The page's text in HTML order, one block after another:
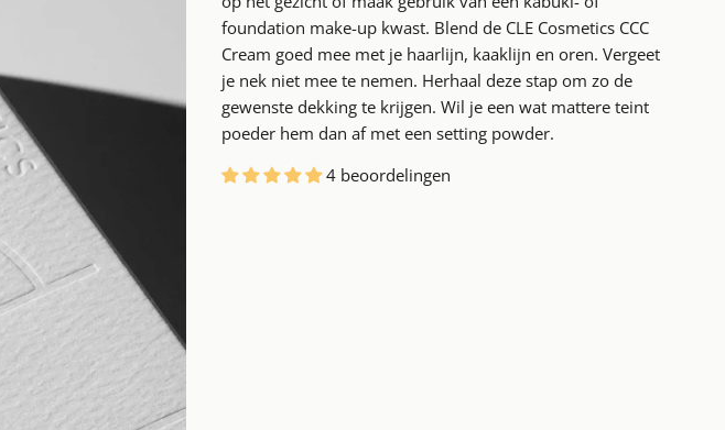
foundation make-up kwast. Blend de CLE Cosmetics CCC
Cream goed mee met je haarlijn, kaaklijn en oren. Vergeet
je nek niet mee te nemen. Herhaal deze stap om zo de
gewenste dekking te krijgen. Wil je een wat mattere teint
poeder hem dan af met een setting powder.
4 beoordelingen